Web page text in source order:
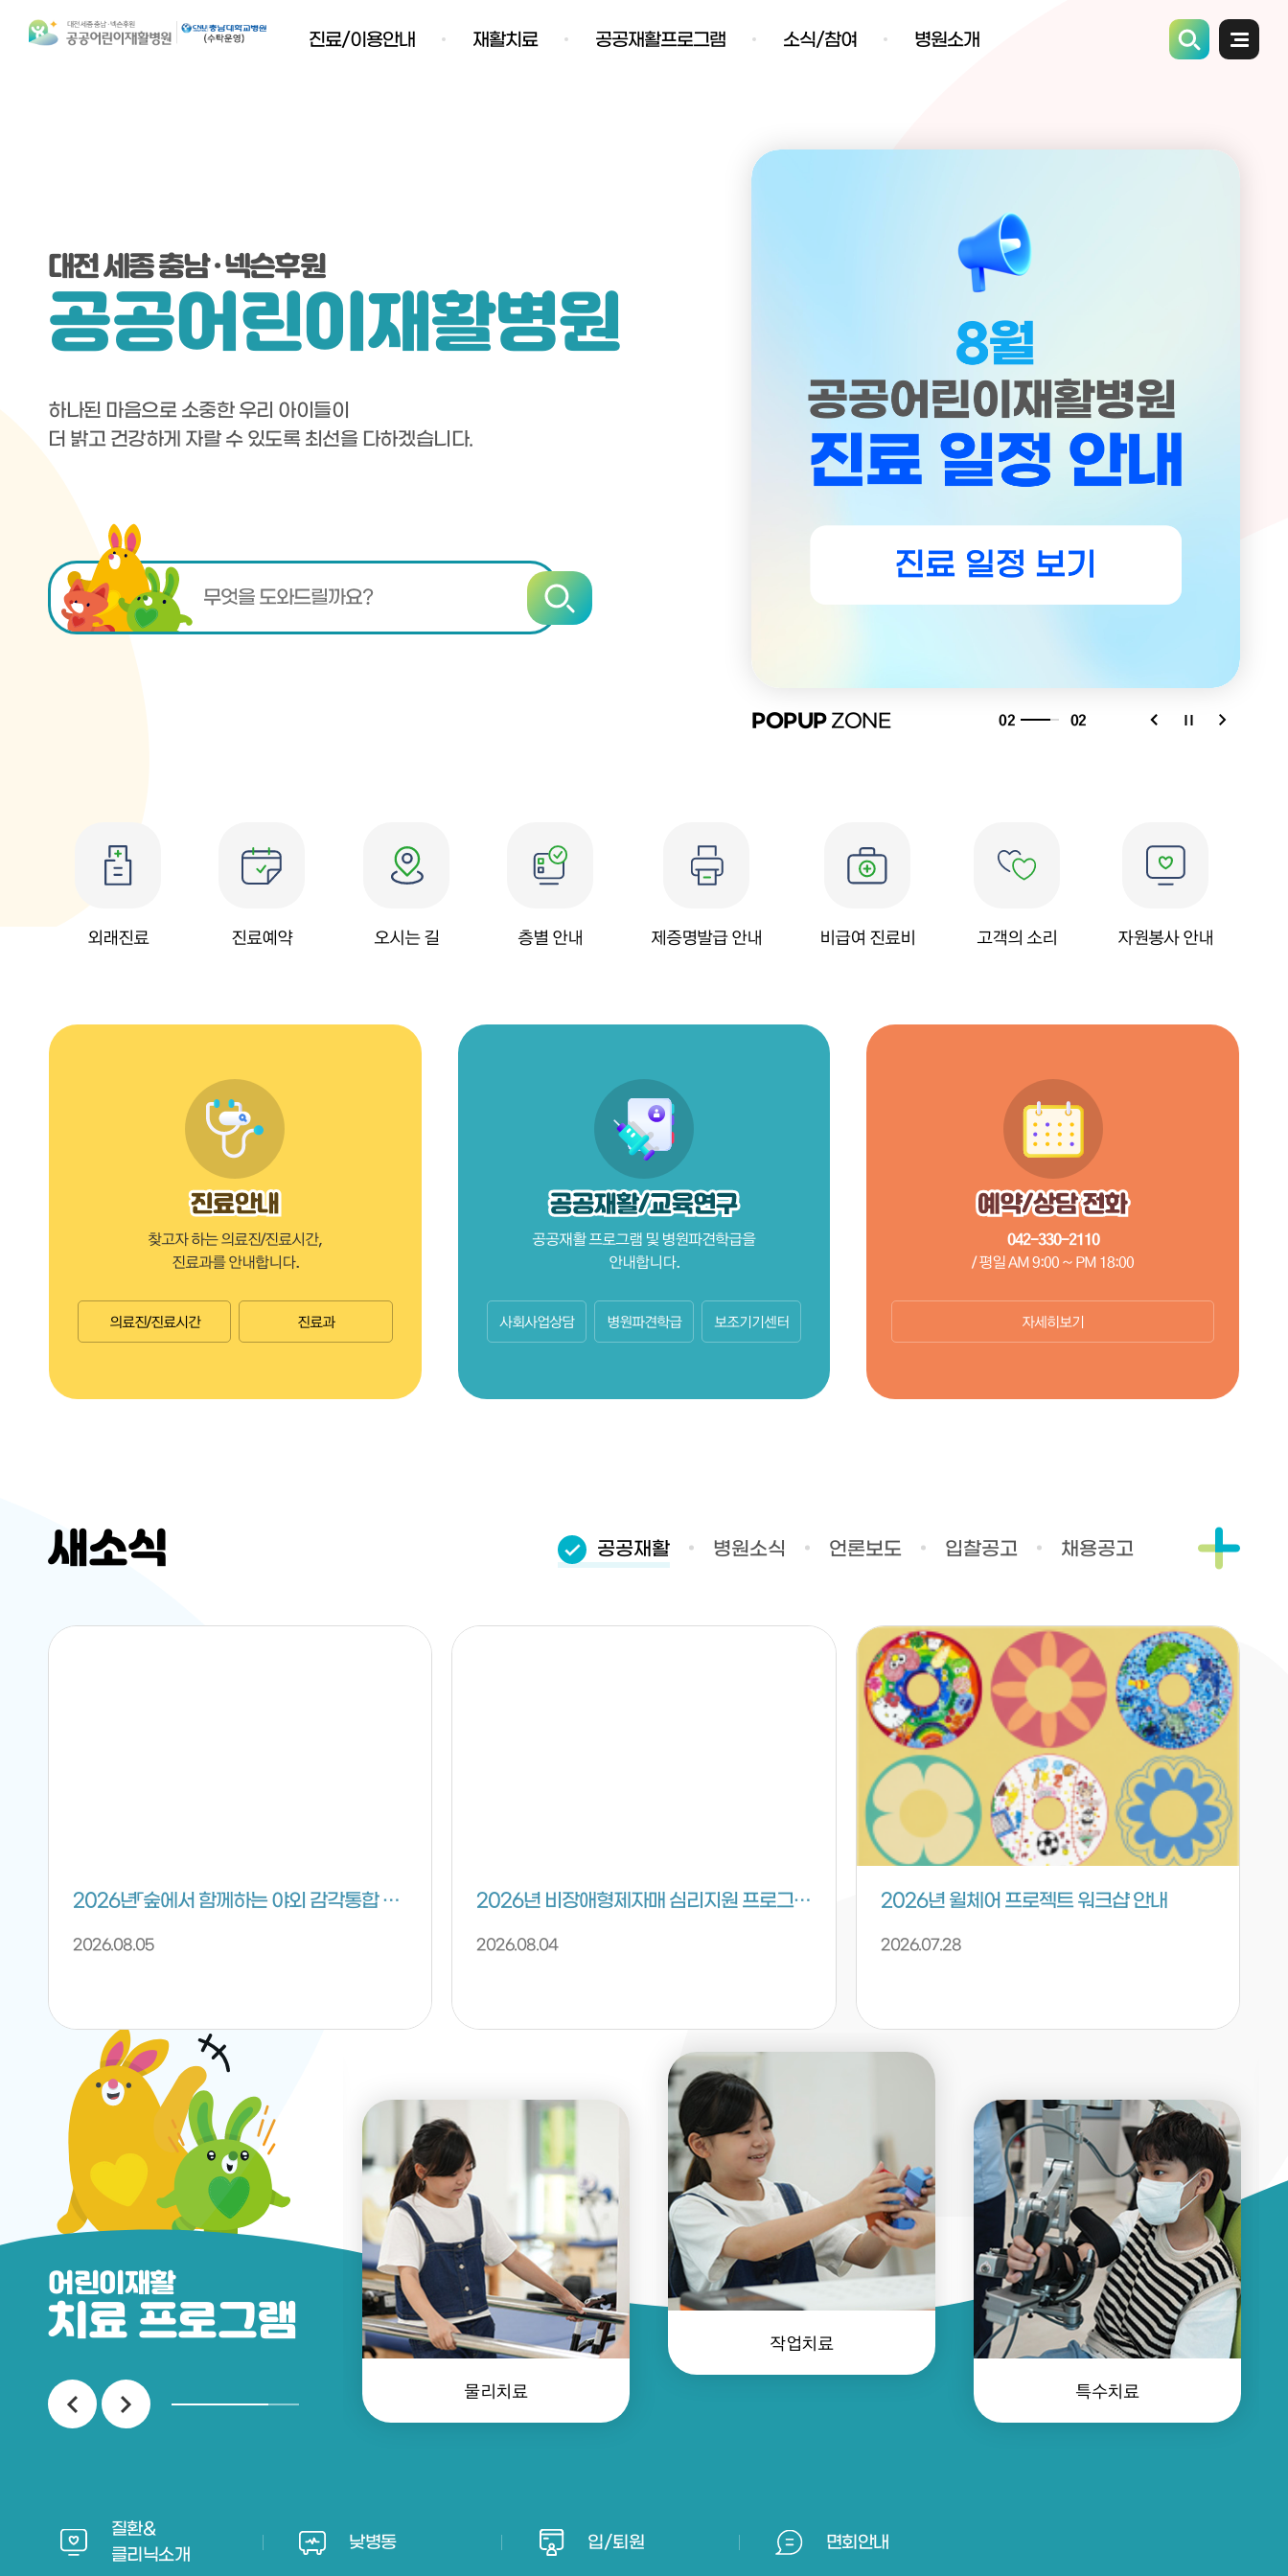
전체메
진료/이용안내 재활치료 공공재활프로그램 소식/참여 병원소개
대전 세종 충남 · 넥슨후원
공공어린이재활병원
하나된 마음으로 소중한 우리 아이들이
더 밝고 건강하게 자랄 수 있도록 최선을 다하겠습니다.
POPUPZONE 02 02
외래진료 진료예약 오시는 길 층별 안내 제증명발급안내 비급여 진료비 고객의 소리 자원봉사 안내
찾고자 하는 의료진/진료시간,
진료과를 안내합니다.
의료진/진료시간 진료과
공공재활 프로그램 및 병원파견학급을
안내합니다.
사회사업상담 병원파견학급 보조기기센터
042-330-2110
/ 평일 AM 9:00 ~ PM 18:00
자세히보기
새소식 공공재활
공공재활
2026년「숲에서 함께하는 야외 감각통합 프로그램」 안내
2026.08.05
2026년 비장애형제자매 심리지원 프로그램 안내
2026.08.04
2026년 윌체어 프로젝트 워크샵 안내
2026.07.28
병원소식
더보기
병원소식 언론보도 입찰공고 채용공고
어린이재활
치료 프로그램
특수치료
물리치료
작업치료
특수치료
질환&
클리닉소개
낮병동 입/퇴원 면회안내